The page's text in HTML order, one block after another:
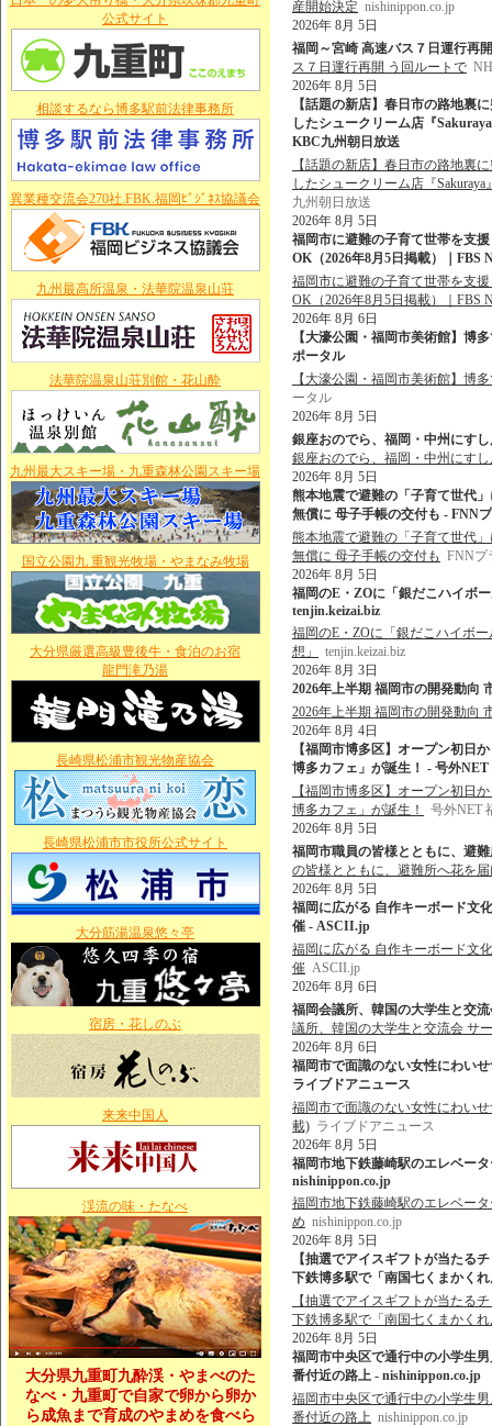
公式サイト
相談するなら博多駅前法律事務所
異業種交流会270社.FBK.福岡ﾋﾞｼﾞﾈｽ協議会
九州最高所温泉・法華院温泉山荘
法華院温泉山荘別館・花山酔
九州最大スキー場・九重森林公園スキー場
国立公園九 重観光牧場・やまなみ牧場
大分県厳選高級豊後牛・食泊のお宿
龍門滝乃湯
長崎県松浦市観光物産協会
長崎県松浦市市役所公式サイト
大分筋湯温泉悠々亭
宿房・花しのぶ
来来中国人
渓流の味・たなべ
大分県九重町九酔渓・やまべのた
なべ・九重町で自家で卵から卵か
ら成魚まで育成のやまめを食べら
産開始決定 nishinippon.co.jp
2026年 8月 5日
福岡～宮崎 高速バス７日運行再
ス７日運行再開 う回ルートで
2026年 8月 5日
【話題の新店】春日市の路地裏
したシュークリーム店『
KBC九州朝日放送
【話題の新店】春日市の路地裏
したシュークリーム店『
九州朝日放送
2026年 8月 5日
福岡市に避難の子育て世帯を支
OK（2026年8月5日掲載）｜FBS
福岡市に避難の子育て世帯を支
OK（2026年8月5日掲載）｜FBS
2026年 8月 6日
【大濠公園・福岡市美術館】博
ポータル
【大濠公園・福岡市美術館】博
ータル
2026年 8月 5日
銀座おのでら、福岡・中州にす
銀座おのでら、福岡・中州にす
2026年 8月 5日
熊本地震で避難の「子育て世代
無償に 母子手帳の交付も - FNN
熊本地震で避難の「子育て世代
無償に 母子手帳の交付も FNNプ
2026年 8月 5日
福岡のE・ZOに「銀だこハイボ
tenjin.keizai.biz
福岡のE・ZOに「銀だこハイボ
想」
tenjin.keizai.biz
2026年 8月 3日
2026年上半期 福岡市の開発動向
2026年上半期 福岡市の開発動向
2026年 8月 4日
【福岡市博多区】オープン初日
博多カフェ」が誕生！ - 号外
【福岡市博多区】オープン初日
博多カフェ」が誕生！
号外NET
2026年 8月 5日
福岡市職員の皆様とともに、避
の皆様とともに、避難所へ花を
2026年 8月 5日
福岡に広がる 自作キーボード文
催 - ASCII.jp
福岡に広がる 自作キーボード文
催 ASCII.jp
2026年 8月 6日
福岡会議所、韓国の大学生と交
議所、韓国の大学生と交流会 サ
2026年 8月 6日
福岡市で面識のない女性にわい
ライブドアニュース
福岡市で面識のない女性にわい
載) ライブドアニュース
2026年 8月 5日
福岡市地下鉄藤崎駅のエレベー
nishinippon.co.jp
福岡市地下鉄藤崎駅のエレベー
め nishinippon.co.jp
2026年 8月 5日
【抽選でアイスギフトが当たる
下鉄博多駅で「南国七くまかく
【抽選でアイスギフトが当たる
下鉄博多駅で「南国七くまかく
2026年 8月 5日
福岡市中央区で通行中の小学生
番付近の路上 - nishinippon.co.jp
福岡市中央区で通行中の小学生
番付近の路上 nishinippon.co.jp